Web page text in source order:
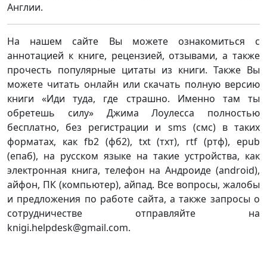
Англии.
На нашем сайте Вы можете ознакомиться с
аннотацией к книге, рецензией, отзывами, а также
прочесть популярные цитаты из книги. Также Вы
можете читать онлайн или скачать полную версию
книги «Иди туда, где страшно. Именно там ты
обретешь силу» Джима Лоулесса полностью
бесплатно, без регистрации и sms (смс) в таких
форматах, как fb2 (фб2), txt (тхт), rtf (ртф), epub
(епаб), на русском языке на такие устройства, как
электронная книга, телефон на Андроиде (android),
айфон, ПК (компьютер), айпад. Все вопросы, жалобы
и предложения по работе сайта, а также запросы о
сотрудничестве отправляйте на
knigi.helpdesk@gmail.com.